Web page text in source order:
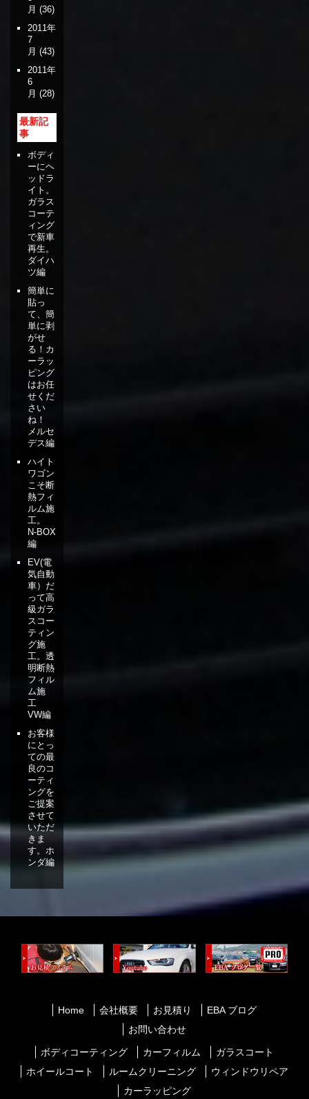
月 (36)
2011年
7
月 (43)
2011年
6
月 (28)
最新記
事
ボディ
ーにヘ
ッドラ
イト。
ガラス
コーテ
ィング
で新車
再生。
ダイハ
ツ編
簡単に
貼っ
て、簡
単に剥
がせ
る！カ
ーラッ
ピング
はお任
せくだ
さい
ね！
メルセ
デス編
ハイト
ワゴン
こそ断
熱フィ
ルム施
工。
N-BOX
編
EV(電
気自動
車）だ
って高
級ガラ
スコー
ティン
グ施
工。透
明断熱
フィル
ム施
工
VW編
お客様
にとっ
ての最
良のコ
ーティ
ングを
ご提案
させて
いただ
きま
す。ホ
ンダ編
Home 会社概要 お見積り
EBA ブログ
お問い合わせ
ボディコーティング カーフィルム
ガラスコート
ホイールコート
ルームクリーニング
ウィンドウリペア
カーラッピング